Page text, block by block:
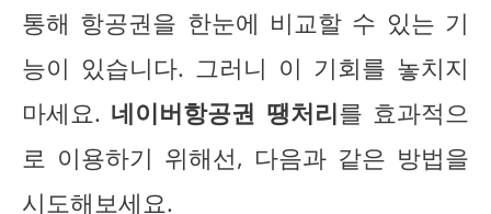
통해 항공권을 한눈에 비교할 수 있는 기
능이 있습니다. 그러니 이 기회를 놓치지
마세요. 네이버항공권 땡처리를 효과적으
로 이용하기 위해선, 다음과 같은 방법을
시도해보세요.